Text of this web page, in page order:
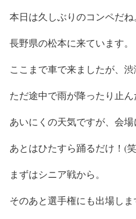
本日は久しぶりのコンペだね
長野県の松本に来ています。
ここまで車で来ましたが、渋
ただ途中で雨が降ったり止
あいにくの天気ですが、会場
あとはひたすら踊るだけ！(
まずはシニア戦から。
そのあと選手権にも出場しま